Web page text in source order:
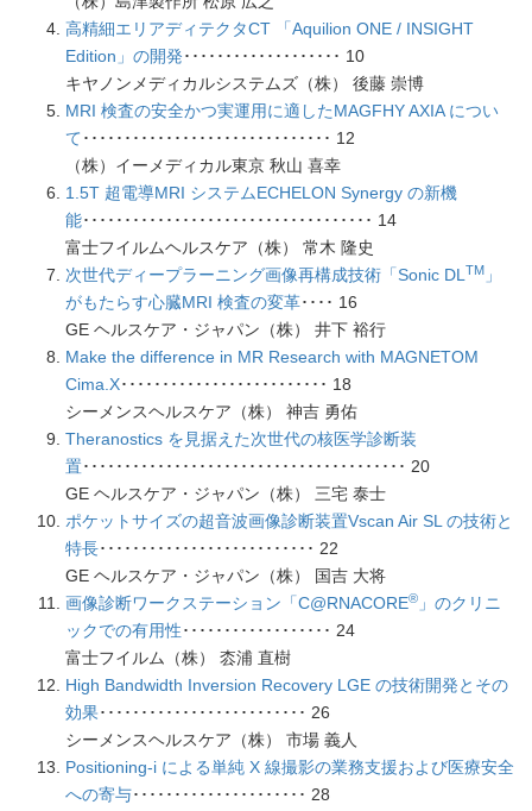
高精細エリアディテクタCT 「Aquilion ONE / INSIGHT
Edition」の開発･･･････････････････ 10
キヤノンメディカルシステムズ（株） 後藤 崇博
MRI 検査の安全かつ実運用に適したMAGFHY AXIA につい
て･･････････････････････････････ 12
（株）イーメディカル東京 秋山 喜幸
1.5T 超電導MRI システムECHELON Synergy の新機
能･･･････････････････････････････････ 14
富士フイルムヘルスケア（株） 常木 隆史
次世代ディープラーニング画像再構成技術「Sonic DLTM 」
がもたらす心臓MRI 検査の変革････ 16
GE ヘルスケア・ジャパン（株） 井下 裕行
Make the difference in MR Research with MAGNETOM
Cima.X･････････････････････････ 18
シーメンスヘルスケア（株） 神吉 勇佑
Theranostics を見据えた次世代の核医学診断装
置･･･････････････････････････････････････ 20
GE ヘルスケア・ジャパン（株） 三宅 泰士
ポケットサイズの超音波画像診断装置Vscan Air SL の技術と
特長･･････････････････････････ 22
GE ヘルスケア・ジャパン（株） 国吉 大将
画像診断ワークステーション「C@RNACORE® 」のクリニ
ックでの有用性･･････････････････ 24
富士フイルム（株） 枩浦 直樹
High Bandwidth Inversion Recovery LGE の技術開発とその
効果･････････････････････････ 26
シーメンスヘルスケア（株） 市場 義人
Positioning-i による単純 X 線撮影の業務支援および医療安全
への寄与･････････････････････ 28